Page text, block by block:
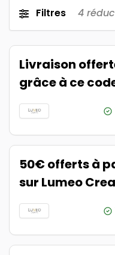
Filtres 4
Livraison
grâce à ce
50€ offerts à
sur Lumeo